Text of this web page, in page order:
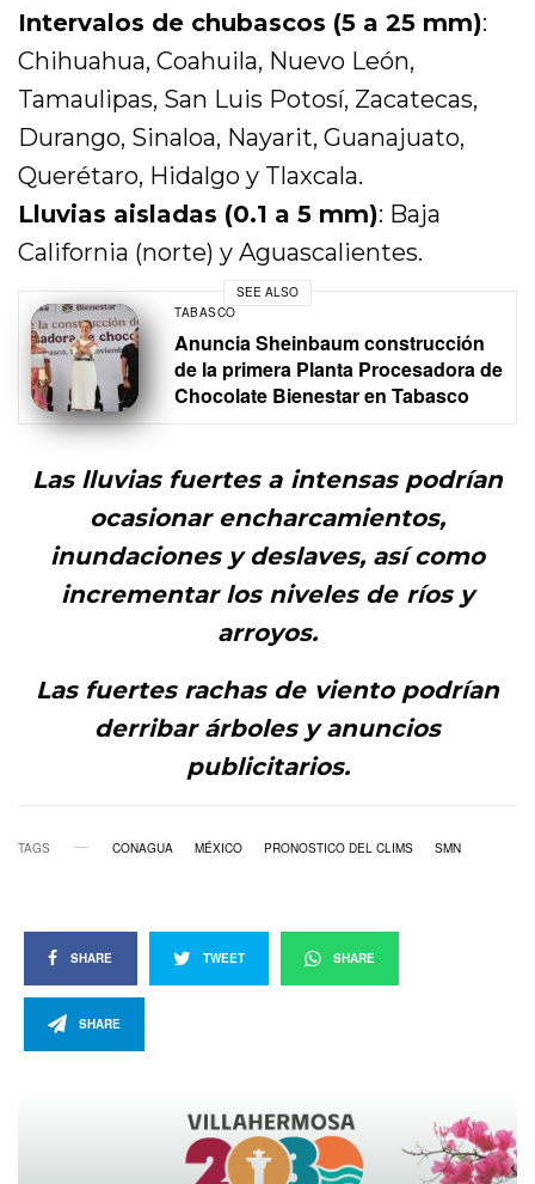
Intervalos de chubascos (5 a 25 mm):
Chihuahua, Coahuila, Nuevo León,
Tamaulipas, San Luis Potosí, Zacatecas,
Durango, Sinaloa, Nayarit, Guanajuato,
Querétaro, Hidalgo y Tlaxcala.
Lluvias aisladas (0.1 a 5 mm): Baja
California (norte) y Aguascalientes.
SEE ALSO
TABASCO
Anuncia Sheinbaum construcción
de la primera Planta Procesadora de
Chocolate Bienestar en Tabasco
Las lluvias fuertes a intensas podrían
ocasionar encharcamientos,
inundaciones y deslaves, así como
incrementar los niveles de ríos y
arroyos.
Las fuertes rachas de viento podrían
derribar árboles y anuncios
publicitarios.
TAGS CONAGUA MÉXICO PRONOSTICO DEL CLIMS SMN
SHARE TWEET SHARE
SHARE